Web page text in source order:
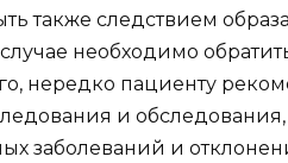
также следствием
необходимо
нередко пациенту
и
заболеваний и